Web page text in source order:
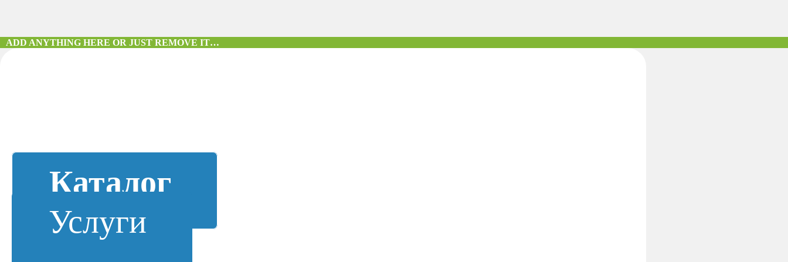
ADD ANYTHING HERE OR JUST REMOVE IT…
Каталог
Услуги